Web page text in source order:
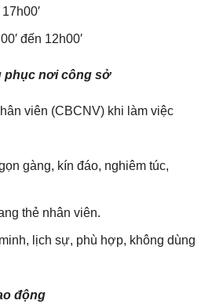
đến 12h00′
phục nơi công sở
viên (CBCNV) khi làm việc
gàng, kín đáo, nghiêm túc,
thẻ nhân viên.
lịch sự, phù hợp, không dùng
động